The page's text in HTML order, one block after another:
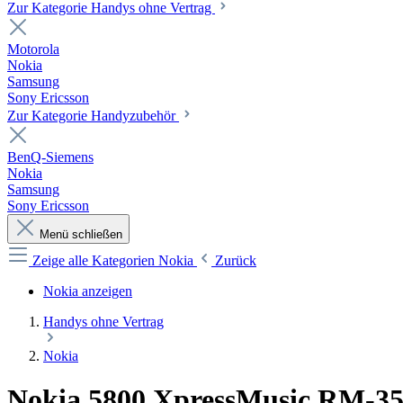
Zur Kategorie Handys ohne Vertrag
Motorola
Nokia
Samsung
Sony Ericsson
Zur Kategorie Handyzubehör
BenQ-Siemens
Nokia
Samsung
Sony Ericsson
Menü schließen
Zeige alle Kategorien Nokia
Zurück
Nokia anzeigen
Handys ohne Vertrag
Nokia